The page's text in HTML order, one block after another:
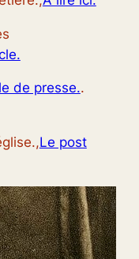
de presse..
Le post